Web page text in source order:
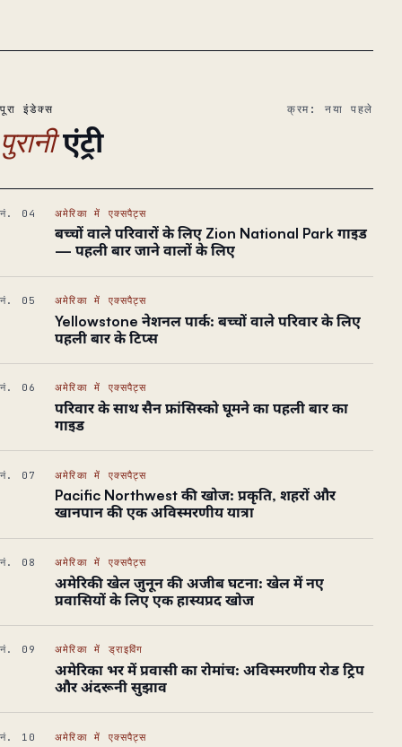
पूरा इंडेक्स
पुरानी एंट्री
क्रम: नया पहले
नं. 04 अमेरिका में एक्सपैट्स
बच्चों वाले परिवारों के लिए Zion National Park गाइड
— पहली बार जाने वालों के लिए
नं. 05 अमेरिका में एक्सपैट्स
Yellowstone नेशनल पार्क: बच्चों वाले परिवार के लिए
पहली बार के टिप्स
नं. 06 अमेरिका में एक्सपैट्स
परिवार के साथ सैन फ्रांसिस्को घूमने का पहली बार का
गाइड
नं. 07 अमेरिका में एक्सपैट्स
Pacific Northwest की खोज: प्रकृति, शहरों और
खानपान की एक अविस्मरणीय यात्रा
नं. 08 अमेरिका में एक्सपैट्स
अमेरिकी खेल जुनून की अजीब घटना: खेल में नए
प्रवासियों के लिए एक हास्यप्रद खोज
नं. 09 अमेरिका में ड्राइविंग
अमेरिका भर में प्रवासी का रोमांच: अविस्मरणीय रोड ट्रिप
और अंदरूनी सुझाव
नं. 10 अमेरिका में एक्सपैट्स